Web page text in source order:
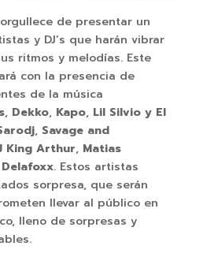
de presentar un
y DJ’s que harán vibrar
ritmos y melodías. Este
con la presencia de
de la música
, Dekko,Kapo, Lil Silvio y El
, Savage and
King Arthur, Matias
. Estos artistas
sorpresa, que serán
llevar al público en
lleno de sorpresas y